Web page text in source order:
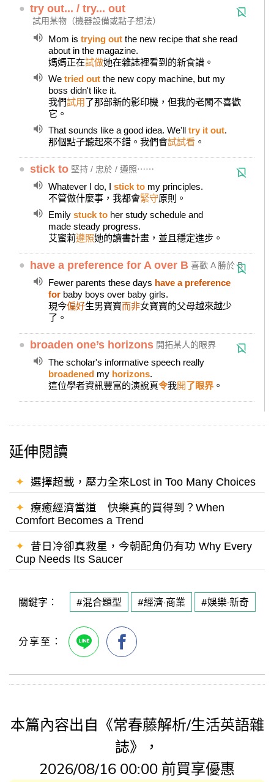
● try out... / try... out
試用某物（機器設備或點子想法）
Mom is trying out the new recipe that she read
about in the magazine.
媽媽正在試做她在雜誌裡看到的新食譜。
We tried out the new copy machine, but my
boss didn't like it.
我們試用了那部新的影印機，但我的老闆不喜歡
它。
That sounds like a good idea. We'll try it out.
那個點子聽起來不錯。我們會試試看 。
● stick to 堅持 / 忠於 / 遵照⋯⋯
Whatever I do, I stick to my principles.
不管做什麼事，我都會緊守原則。
Emily stuck to her study schedule and
made steady progress.
艾蜜莉遵照她的讀書計畫，並且穩定進步。
● have a preference for A over B 喜歡 A 勝於 B
Fewer parents these days have a preference
for baby boys over baby girls.
現今偏好生男寶寶而非女寶寶的父母越來越少
了。
● broaden one’s horizons 開拓某人的眼界
The scholar's informative speech really
broadened my horizons.
這位學者資訊豐富的演說真令我開了眼界。
延伸閱讀
✦ 選擇超載，壓力全來Lost in Too Many Choices
✦ 療癒經濟當道 快樂真的買得到？When
Comfort Becomes a Trend
✦ 昔日冷卻真救星，今朝配角仍有功 Why Every
Cup Needs Its Saucer
關鍵字： #混合題型 #經濟·商業 #娛樂·新奇
本篇內容出自《常春藤解析/生活英語雜
誌》，
2026/08/16 00:00 前買享優惠